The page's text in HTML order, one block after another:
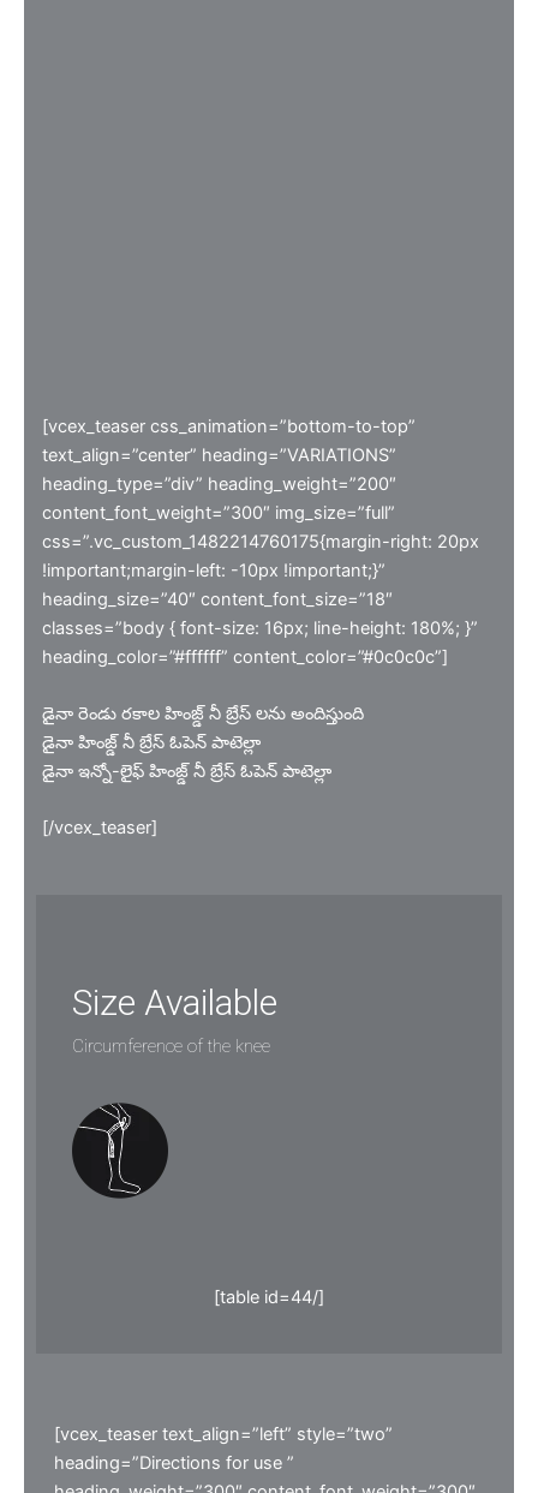
[vcex_teaser css_animation=”bottom-to-top”
text_align=”center” heading=”VARIATIONS”
heading_type=”div” heading_weight=”200″
content_font_weight=”300″ img_size=”full”
css=”.vc_custom_1482214760175{margin-right: 20px
!important;margin-left: -10px !important;}”
heading_size=”40″ content_font_size=”18″
classes=”body { font-size: 16px; line-height: 180%; }”
heading_color=”#ffffff” content_color=”#0c0c0c”]
డైనా రెండు రకాల హింజ్డ్ నీ బ్రేస్ లను అందిస్తుంది
డైనా హింజ్డ్ నీ బ్రేస్ ఓపెన్ పాటెల్లా
డైనా ఇన్నో-లైఫ్ హింజ్డ్ నీ బ్రేస్ ఓపెన్ పాటెల్లా
[/vcex_teaser]
Size Available
Circumference of the knee
[table id=44/]
[vcex_teaser text_align=”left” style=”two”
heading=”Directions for use ”